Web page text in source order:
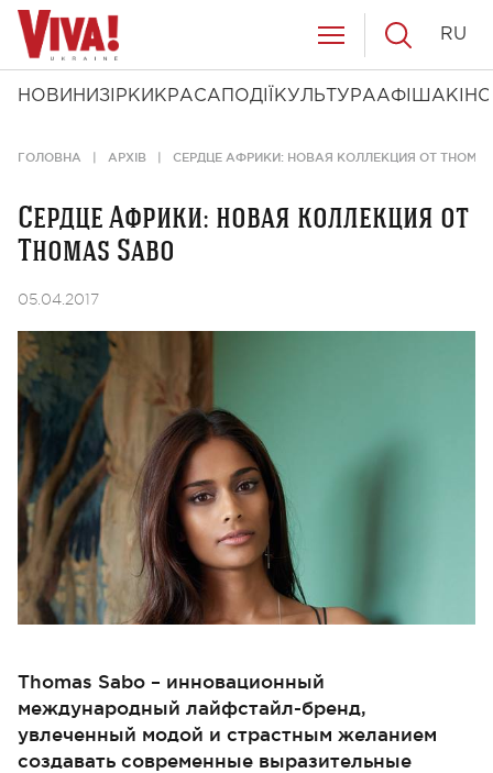
НОВИНИ ЗІРКИ КРАСА ПОДІЇ КУЛЬТУРААФІША КІНО
RU
ГОЛОВНА АРХІВ СЕРДЦЕ АФРИКИ: НОВАЯ КОЛЛЕКЦИЯ ОТ THOMAS
Сердце Африки: новая коллекция от
Thomas Sabo
05.04.2017
Thomas Sabo – инновационный
международный лайфстайл-бренд,
увлеченный модой и страстным желанием
создавать современные выразительные